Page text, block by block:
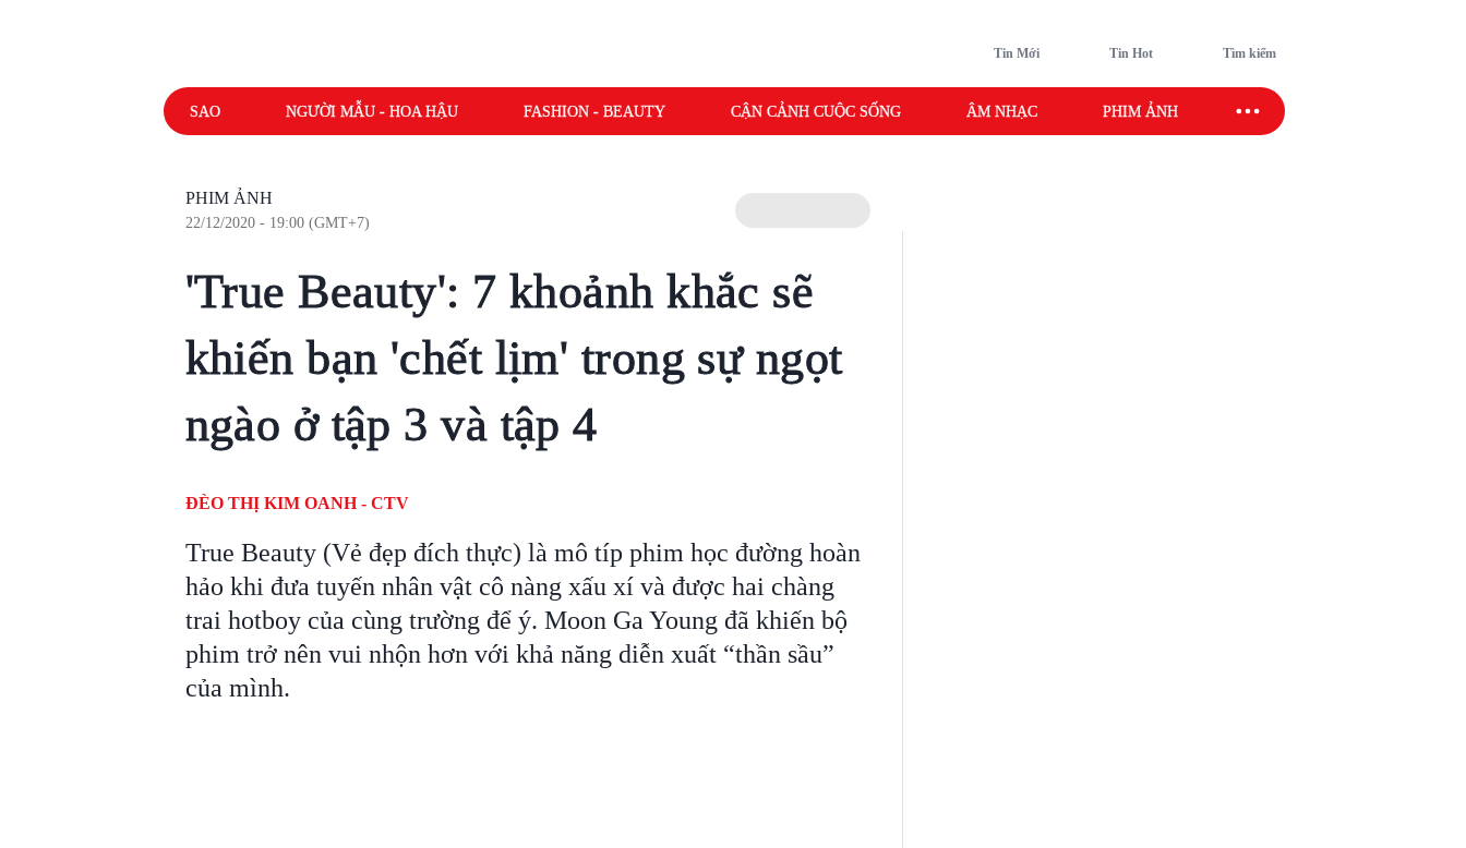
Tin Mới Tin Hot Tìm kiếm
SAO NGƯỜI MẪU - HOA HẬU FASHION - BEAUTY CẬN CẢNH CUỘC SỐNG ÂM NHẠC PHIM ẢNH SAO SPORT
PHIM ẢNH
22/12/2020 - 19:00 (GMT+7)
'True Beauty': 7 khoảnh khắc sẽ
khiến bạn 'chết lịm' trong sự ngọt
ngào ở tập 3 và tập 4
ĐÈO THỊ KIM OANH - CTV
True Beauty (Vẻ đẹp đích thực) là mô típ phim học đường hoàn
hảo khi đưa tuyến nhân vật cô nàng xấu xí và được hai chàng
trai hotboy của cùng trường để ý. Moon Ga Young đã khiến bộ
phim trở nên vui nhộn hơn với khả năng diễn xuất “thần sầu”
của mình.